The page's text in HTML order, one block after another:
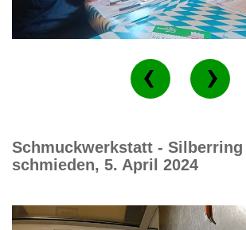
Schmuckwerkstatt -
schmieden, 5. April 2024